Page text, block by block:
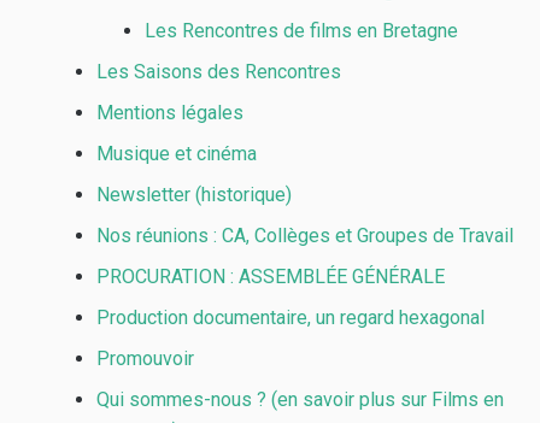
Les Rencontres de films en Bretagne
Les Saisons des Rencontres
Mentions légales
Musique et cinéma
Newsletter (historique)
Nos réunions : CA, Collèges et Groupes de Travail
PROCURATION : ASSEMBLÉE GÉNÉRALE
Production documentaire, un regard hexagonal
Promouvoir
Qui sommes-nous ? (en savoir plus sur Films en